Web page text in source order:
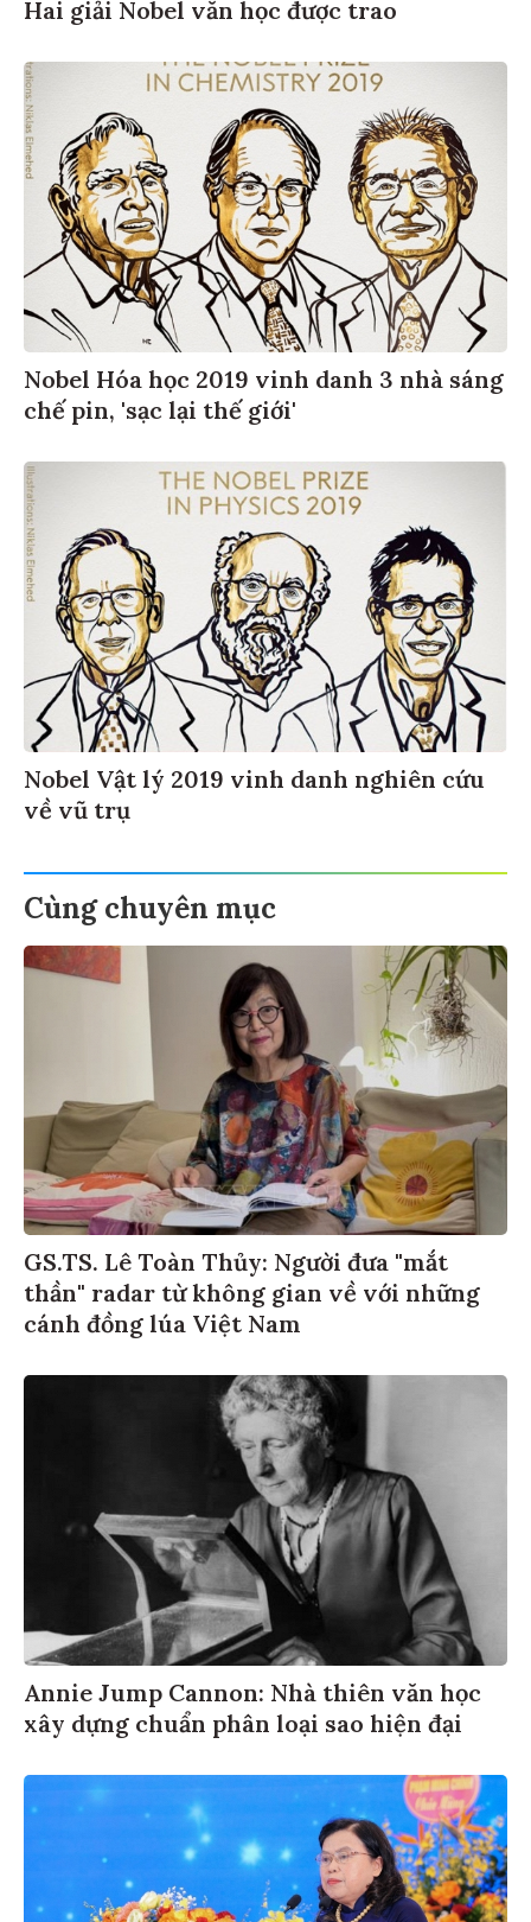
Hai giải Nobel văn học được trao
Nobel Hóa học 2019 vinh danh 3 nhà sáng
chế pin, 'sạc lại thế giới'
Nobel Vật lý 2019 vinh danh nghiên cứu
về vũ trụ
Cùng chuyên mục
GS.TS. Lê Toàn Thủy: Người đưa "mắt
thần" radar từ không gian về với những
cánh đồng lúa Việt Nam
Annie Jump Cannon: Nhà thiên văn học
xây dựng chuẩn phân loại sao hiện đại